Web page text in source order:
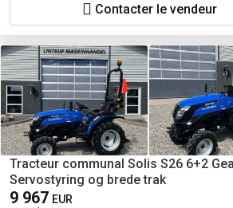
Contacter le vendeur
Tracteur communal Solis S26 6+2
Servostyring og brede trak
9 967 EUR